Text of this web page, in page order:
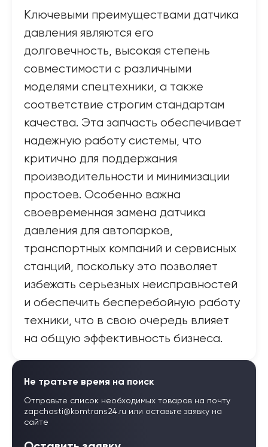
Ключевыми преимуществами датчика
давления являются его
долговечность, высокая степень
совместимости с различными
моделями спецтехники, а также
соответствие строгим стандартам
качества. Эта запчасть обеспечивает
надежную работу системы, что
критично для поддержания
производительности и минимизации
простоев. Особенно важна
своевременная замена датчика
давления для автопарков,
транспортных компаний и сервисных
станций, поскольку это позволяет
избежать серьезных неисправностей
и обеспечить бесперебойную работу
техники, что в свою очередь влияет
на общую эффективность бизнеса.
Не тратьте время на поиск
Отправьте список необходимых товаров на почту
zapchasti@komtrans24.ru или оставьте заявку на
сайте